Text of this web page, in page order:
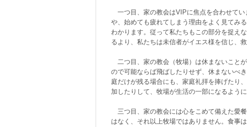
一つ目、家の教会はVIPに焦点を合わせて
や、始めても疲れてしまう理由をよく見てみ
わかります。従って私たちもこの部分を捉え
るより、私たちは未信者がイエス様を信じ、
二つ目、家の教会（牧場）は休まないこと
ので可能ならば飛ばしたりせず、休まないべ
庭だけが残る場合にも、家庭礼拝を捧げたり
加したりして、牧場が生活の一部になるように
三つ目、家の教会には心をこめて備えた愛
はなく、それ以上牧場ではありません。食事